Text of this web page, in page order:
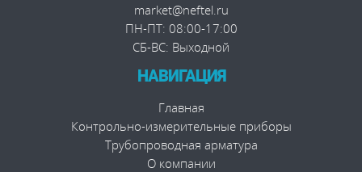
market@neftel.ru
ПН-ПТ: 08:00-17:00
СБ-ВС: Выходной
НАВИГАЦИЯ
Главная
Контрольно-измерительные приборы
Трубопроводная арматура
О компании